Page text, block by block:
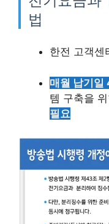
법
한전 고객센
매월 납기일
템 구축을
필요